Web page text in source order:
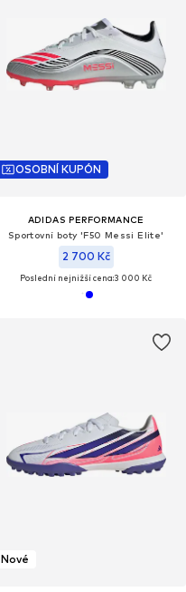
OSOBNÍ KUPÓN
ADIDAS PERFORMANCE
Sportovní boty 'F50 Messi Elite'
2 700 Kč
Poslední nejnižší cena:3 000 Kč
Nové